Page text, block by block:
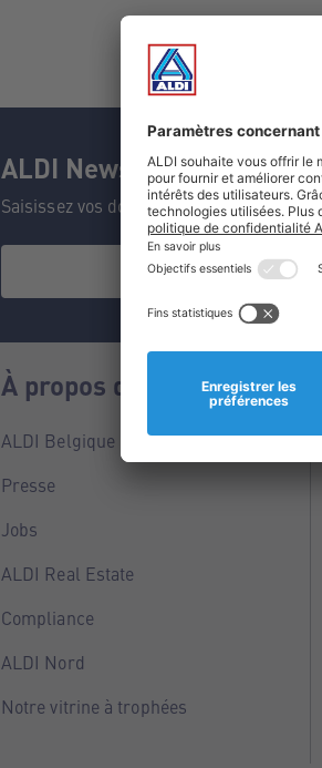
ALDI Newsletter
Saisissez vos données et ne manquez
À propos de nous
ALDI Belgique
Presse
Jobs
ALDI Real Estate
Compliance
ALDI Nord
Notre vitrine à trophées